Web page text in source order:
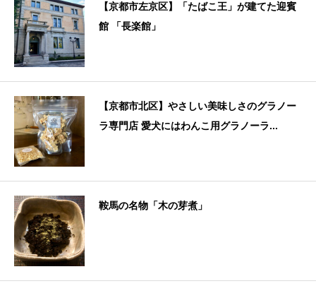
【京都市左京区】「たばこ王」が建てた迎賓
館 「長楽館」
【京都市北区】やさしい美味しさのグラノー
ラ専門店 愛犬にはわんこ用グラノーラ...
鞍馬の名物「木の芽煮」